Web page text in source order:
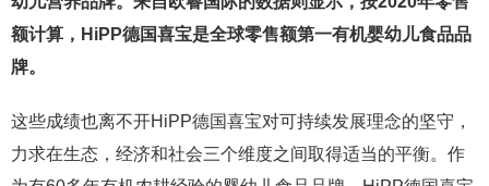
额计算，HiPP德国喜宝是全球零售额第一有机婴幼儿食品品
牌。
这些成绩也离不开HiPP德国喜宝对可持续发展理念的坚守，
力求在生态，经济和社会三个维度之间取得适当的平衡。作